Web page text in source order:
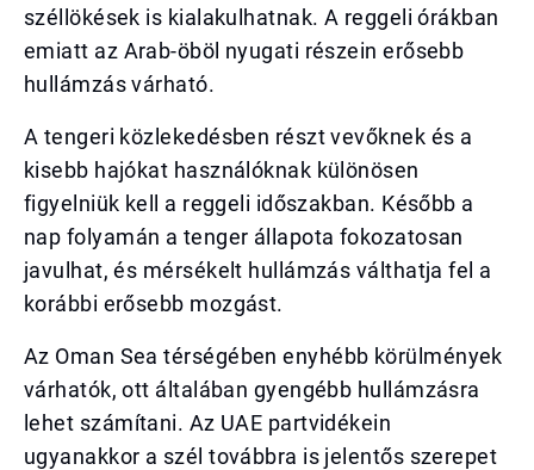
széllökések is kialakulhatnak. A reggeli órákban
emiatt az Arab-öböl nyugati részein erősebb
hullámzás várható.
A tengeri közlekedésben részt vevőknek és a
kisebb hajókat használóknak különösen
figyelniük kell a reggeli időszakban. Később a
nap folyamán a tenger állapota fokozatosan
javulhat, és mérsékelt hullámzás válthatja fel a
korábbi erősebb mozgást.
Az Oman Sea térségében enyhébb körülmények
várhatók, ott általában gyengébb hullámzásra
lehet számítani. Az UAE partvidékein
ugyanakkor a szél továbbra is jelentős szerepet